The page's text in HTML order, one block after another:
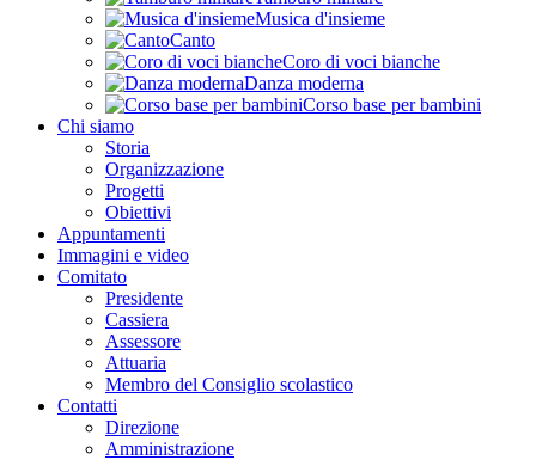
Musica d'insieme
Canto
Coro di voci bianche
Danza moderna
Corso base per bambini
Chi siamo
Storia
Organizzazione
Progetti
Obiettivi
Appuntamenti
Immagini e video
Comitato
Presidente
Cassiera
Assessore
Attuaria
Membro del Consiglio scolastico
Contatti
Direzione
Amministrazione